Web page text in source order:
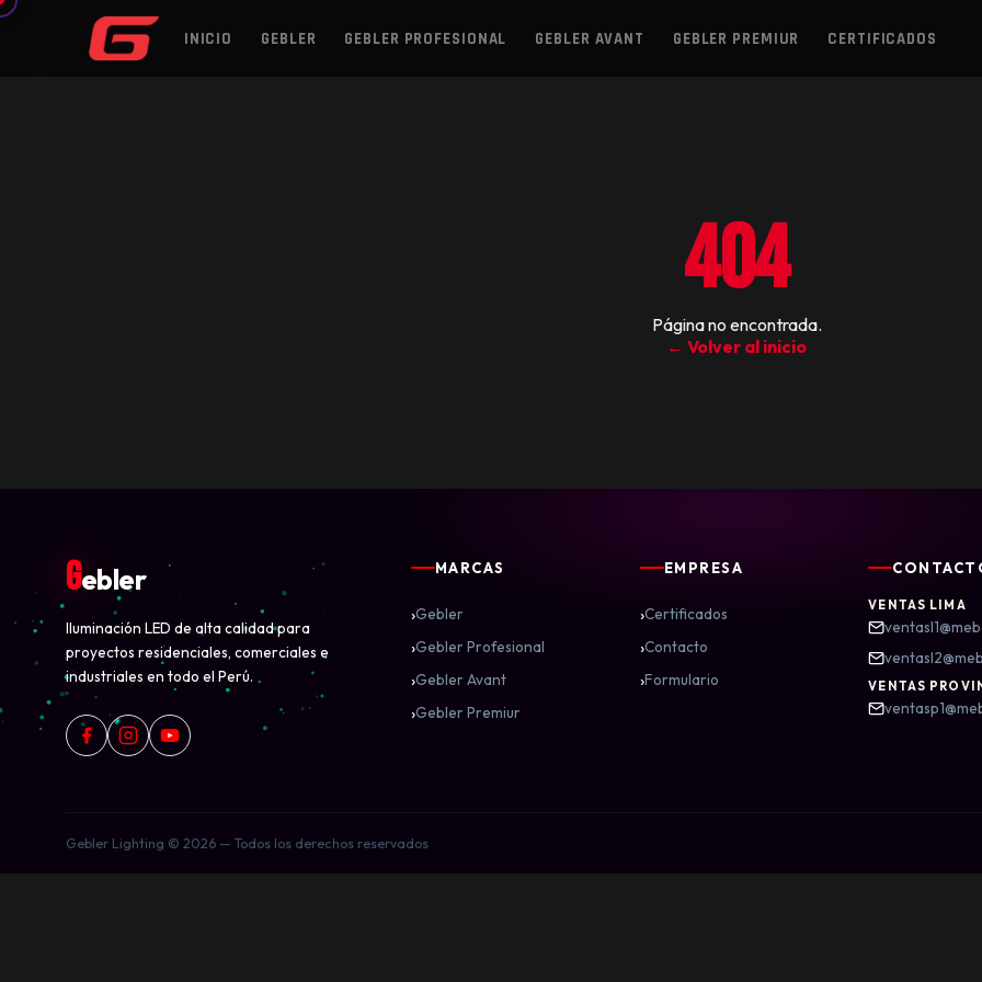
INICIO GEBLER GEBLER PROFESIONAL GEBLER AVANT GEBLER PREMIUR CERTIFICADOS
404
Página no encontrada.
← Volver al inicio
Gebler
Iluminación LED de alta calidad para
proyectos residenciales, comerciales e
industriales en todo el Perú.
MARCAS
›Gebler
›Gebler Profesional
›Gebler Avant
›Gebler Premiur
EMPRESA
›Certificados
›Contacto
›Formulario
VENTAS LIMA
VENTAS
Gebler Lighting © 2026 — Todos los derechos reservados